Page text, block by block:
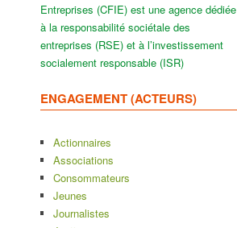
Entreprises (CFIE) est une agence dédiée
à la responsabilité sociétale des
entreprises (RSE) et à l’investissement
socialement responsable (ISR)
ENGAGEMENT (ACTEURS)
Actionnaires
Associations
Consommateurs
Jeunes
Journalistes